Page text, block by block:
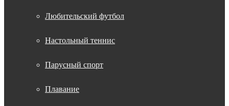
Любительский футбол
Настольный теннис
Парусный спорт
Плавание